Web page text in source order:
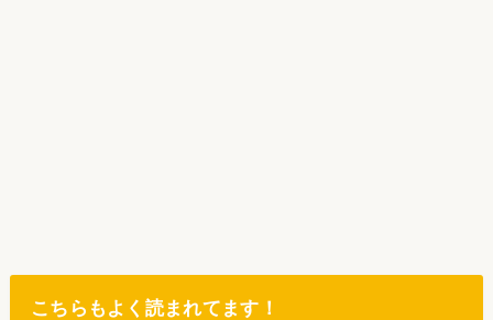
こちらもよく読まれてます！